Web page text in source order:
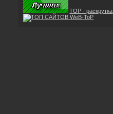
TOP - раскрутка